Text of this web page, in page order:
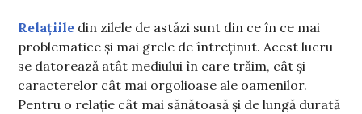
Relațiile din zilele de astăzi sunt din ce în ce mai
problematice și mai grele de întreținut. Acest lucru
se datorează atât mediului în care trăim, cât și
caracterelor cât mai orgolioase ale oamenilor.
Pentru o relație cât mai sănătoasă și de lungă durată